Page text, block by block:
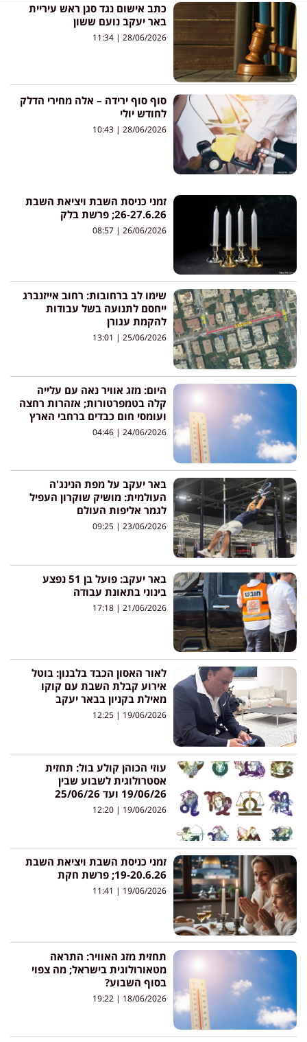
כתב אישום נגד סגן ראש עיריית
באר יעקב נועם ששון
28/06/2026
סוף סוף ירידה – אלה מחירי הדלק
לחודש יולי
28/06/2026
זמני כניסת השבת ויציאת השבת
26-27.6.26; פרשת בלק
26/06/2026
שימו לב ברחובות: רחוב אייזנברג
ייחסם לתנועה בשל עבודות
להקמת עגורן
25/06/2026
היום: מזג אוויר נאה עם עלייה
קלה בטמפרטורות; אזהרות רחצה
ועומסי חום כבדים ברחבי הארץ
24/06/2026
באר יעקב על מפת הנינג'ה
העולמית: מושיק שוקרון העפיל
לגמר אליפות העולם
23/06/2026
באר יעקב: פועל בן 51 נפצע
בינוני בתאונת עבודה
21/06/2026
לאור האסון הכבד בלבנון: בוטל
אירוע קבלת השבת עם קוקו
מאילת בקניון בבאר יעקב
19/06/2026
עוזי הכוהן קולע בול: תחזית
אסטרולוגית לשבוע שבין
19/06/26 ועד 25/06/26
19/06/2026
זמני כניסת השבת ויציאת השבת
19-20.6.26; פרשת חקת
19/06/2026
תחזית מזג האוויר: התראה
מטאורולוגית בישראל; מה צפוי
בסוף השבוע?
18/06/2026